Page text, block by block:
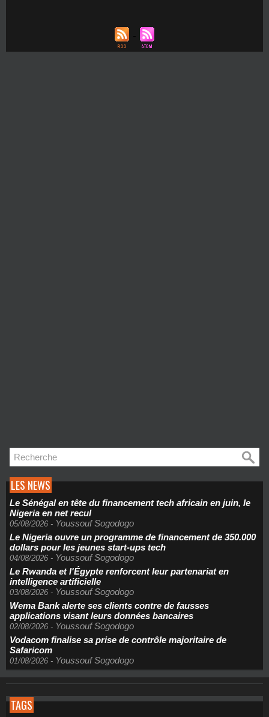
LES NEWS
Le Sénégal en tête du financement tech africain en juin, le
Nigeria en net recul
05/08/2026 - Youssouf Sogodogo
Le Nigeria ouvre un programme de financement de 350.000
dollars pour les jeunes start-ups tech
04/08/2026 - Youssouf Sogodogo
Le Rwanda et l'Égypte renforcent leur partenariat en
intelligence artificielle
03/08/2026 - Youssouf Sogodogo
Wema Bank alerte ses clients contre de fausses
applications visant leurs données bancaires
02/08/2026 - Youssouf Sogodogo
Vodacom finalise sa prise de contrôle majoritaire de
Safaricom
01/08/2026 - Youssouf Sogodogo
TAGS